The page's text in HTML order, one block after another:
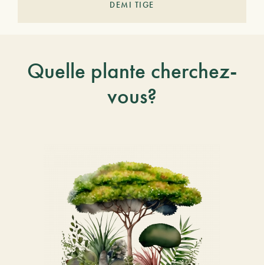
DEMI TIGE
Quelle plante cherchez-
vous?